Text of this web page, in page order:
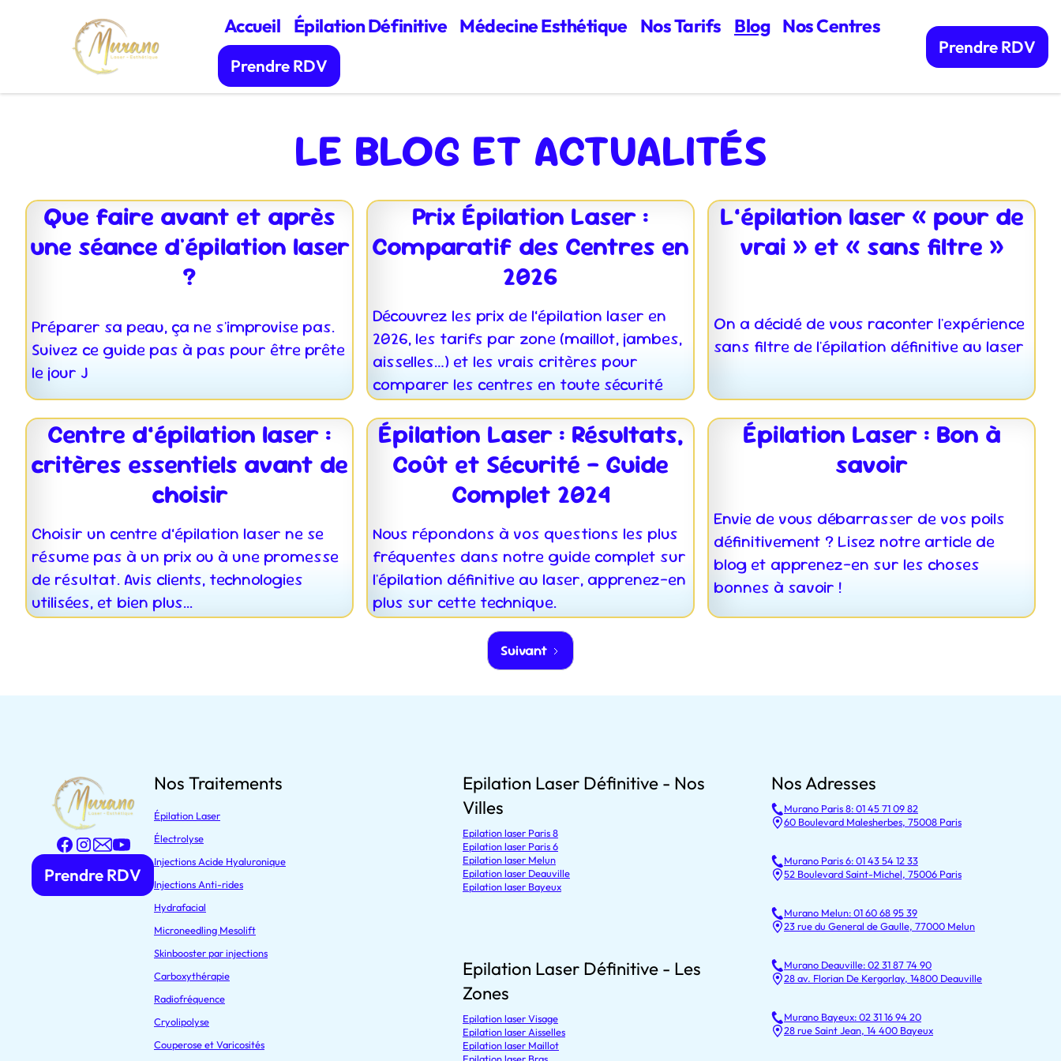
Accueil Épilation Définitive Médecine Esthétique Nos Tarifs Blog Nos Centres
Prendre RDV
Prendre RDV
LE BLOG ET ACTUALITÉS
Que faire avant et après
une séance d'épilation laser
?
Préparer sa peau, ça ne s'improvise pas.
Suivez ce guide pas à pas pour être prête
le jour J
Prix Épilation Laser :
Comparatif des Centres en
2026
Découvrez les prix de l’épilation laser en
2026, les tarifs par zone (maillot, jambes,
aisselles…) et les vrais critères pour
comparer les centres en toute sécurité
L’épilation laser « pour de
vrai » et « sans filtre »
On a décidé de vous raconter l'expérience
sans filtre de l'épilation définitive au laser
Centre d’épilation laser :
critères essentiels avant de
choisir
Choisir un centre d’épilation laser ne se
résume pas à un prix ou à une promesse
de résultat. Avis clients, technologies
utilisées, et bien plus...
Épilation Laser : Résultats,
Coût et Sécurité – Guide
Complet 2024
Nous répondons à vos questions les plus
fréquentes dans notre guide complet sur
l'épilation définitive au laser, apprenez-en
plus sur cette technique.
Épilation Laser : Bon à
savoir
Envie de vous débarrasser de vos poils
définitivement ? Lisez notre article de
blog et apprenez-en sur les choses
bonnes à savoir !
Suivant
Prendre RDV
Nos Traitements
Épilation Laser
Électrolyse
Injections Acide Hyaluronique
Injections Anti-rides
Hydrafacial
Microneedling Mesolift
Skinbooster par injections
Carboxythérapie
Radiofréquence
Cryolipolyse
Couperose et Varicosités
Epilation Laser Définitive - Nos
Villes
Epilation laser Paris 8
Epilation laser Paris 6
Epilation laser Melun
Epilation laser Deauville
Epilation laser Bayeux
Epilation Laser Définitive - Les
Zones
Epilation laser Visage
Epilation laser Aisselles
Epilation laser Maillot
Nos Adresses
Murano Paris 8: 01 45 71 09 82
60 Boulevard Malesherbes, 75008 Paris
Murano Paris 6: 01 43 54 12 33
52 Boulevard Saint-Michel, 75006 Paris
Murano Melun: 01 60 68 95 39
23 rue du General de Gaulle, 77000 Melun
Murano Deauville: 02 31 87 74 90
28 av. Florian De Kergorlay, 14800 Deauville
Murano Bayeux: 02 31 16 94 20
28 rue Saint Jean, 14 400 Bayeux